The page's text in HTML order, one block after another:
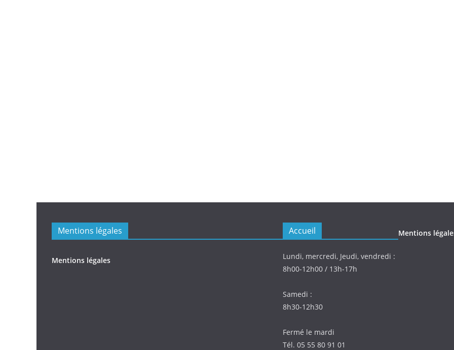
Mentions légales
Mentions légales
Accueil
Lundi, mercredi, Jeudi, vendredi :
8h00-12h00 / 13h-17h
Samedi :
8h30-12h30
Fermé le mardi
Tél. 05 55 80 91 01
Mentions